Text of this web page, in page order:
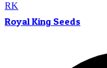
RK
Royal King Seeds